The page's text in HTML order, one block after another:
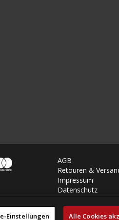
AGB
Retouren &
Impressum
Datenschutz
Einstellungen Alle Cookies